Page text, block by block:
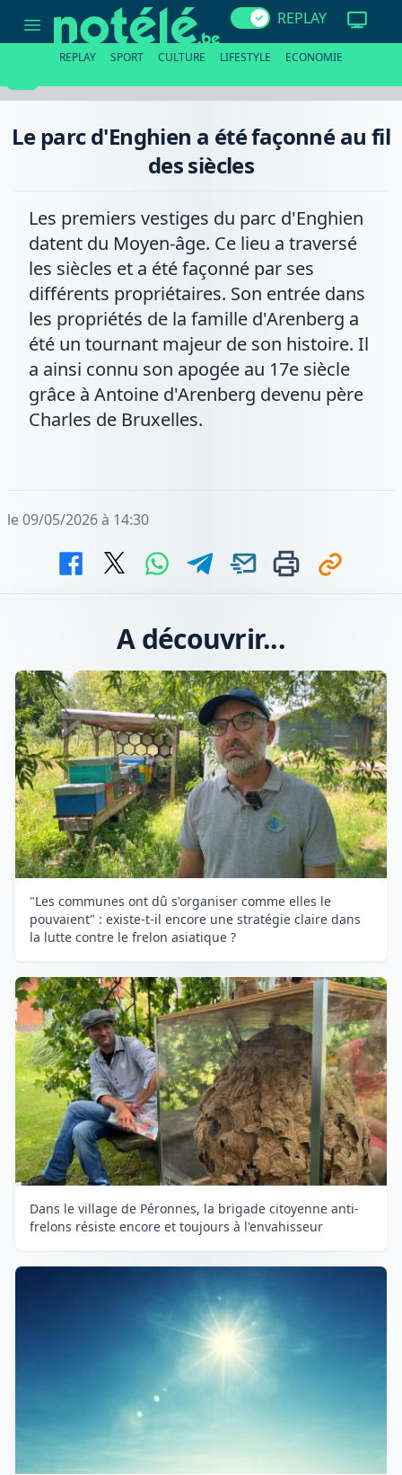
d'Enghien
au
siècles
REPLAY
REPLAY SPORT CULTURE LIFESTYLE ECONOMIE
Le parc d'Enghien a été façonné au fil
des siècles
Les premiers vestiges du parc d'Enghien
datent du Moyen-âge. Ce lieu a traversé
les siècles et a été façonné par ses
différents propriétaires. Son entrée dans
les propriétés de la famille d'Arenberg a
été un tournant majeur de son histoire. Il
a ainsi connu son apogée au 17e siècle
grâce à Antoine d'Arenberg devenu père
Charles de Bruxelles.
le 09/05/2026 à 14:30
A découvrir...
"Les communes ont dû s'organiser comme elles le
pouvaient" : existe-t-il encore une stratégie claire dans
la lutte contre le frelon asiatique ?
Dans le village de Péronnes, la brigade citoyenne anti-
frelons résiste encore et toujours à l'envahisseur